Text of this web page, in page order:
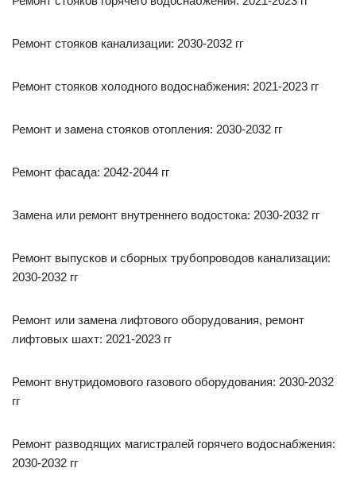
Ремонт стояков канализации: 2030-2032 гг
Ремонт стояков холодного водоснабжения: 2021-2023 гг
Ремонт и замена стояков отопления: 2030-2032 гг
Ремонт фасада: 2042-2044 гг
Замена или ремонт внутреннего водостока: 2030-2032 гг
Ремонт выпусков и сборных трубопроводов канализации:
2030-2032 гг
Ремонт или замена лифтового оборудования, ремонт
лифтовых шахт: 2021-2023 гг
Ремонт внутридомового газового оборудования: 2030-2032
гг
Ремонт разводящих магистралей горячего водоснабжения:
2030-2032 гг